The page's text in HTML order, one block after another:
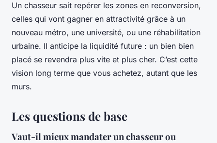
Un chasseur sait repérer les zones en reconversion,
celles qui vont gagner en attractivité grâce à un
nouveau métro, une université, ou une réhabilitation
urbaine. Il anticipe la liquidité future : un bien bien
placé se revendra plus vite et plus cher. C’est cette
vision long terme que vous achetez, autant que les
murs.
Les questions de base
Vaut-il mieux mandater un chasseur ou